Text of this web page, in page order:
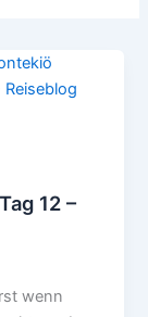
12 –
wenn